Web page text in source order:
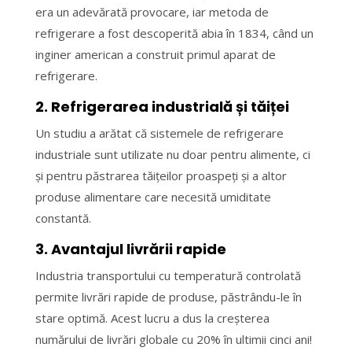
era un adevărată provocare, iar metoda de
refrigerare a fost descoperită abia în 1834, când un
inginer american a construit primul aparat de
refrigerare.
2. Refrigerarea industrială și tăiței
Un studiu a arătat că sistemele de refrigerare
industriale sunt utilizate nu doar pentru alimente, ci
și pentru păstrarea tăițeilor proaspeți și a altor
produse alimentare care necesită umiditate
constantă.
3. Avantajul livrării rapide
Industria transportului cu temperatură controlată
permite livrări rapide de produse, păstrându-le în
stare optimă. Acest lucru a dus la creșterea
numărului de livrări globale cu 20% în ultimii cinci ani!